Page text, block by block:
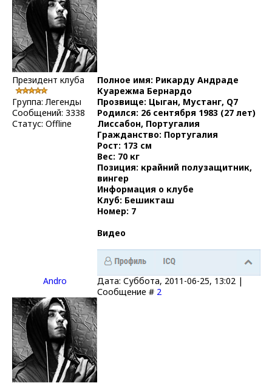
Президент клуба
Группа: Легенды
Сообщений: 3338
Статус: Offline
Полное имя: Рикарду Андраде
Куарежма Бернардо
Прозвище: Цыган, Мустанг, Q7
Родился: 26 сентября 1983 (27 лет)
Лиссабон, Португалия
Гражданство: Португалия
Рост: 173 см
Вес: 70 кг
Позиция: крайний полузащитник,
вингер
Информация о клубе
Клуб: Бешикташ
Номер: 7
Видео
Andro
Дата: Суббота, 2011-06-25, 13:02 |
Сообщение # 2